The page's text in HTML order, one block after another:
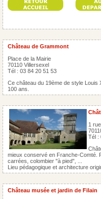
Château de Grammont
Place de la Mairie
70110 Villersexel
Tél : 03 84 20 51 53
Ce château du 19ème de style Louis
100 ans.
1
Tél :
mieux conservé en Franche-Comté.
carrées, colombier "à pied", ...
Lieu pédagogique et architecture
Château musée et jardin de Filain